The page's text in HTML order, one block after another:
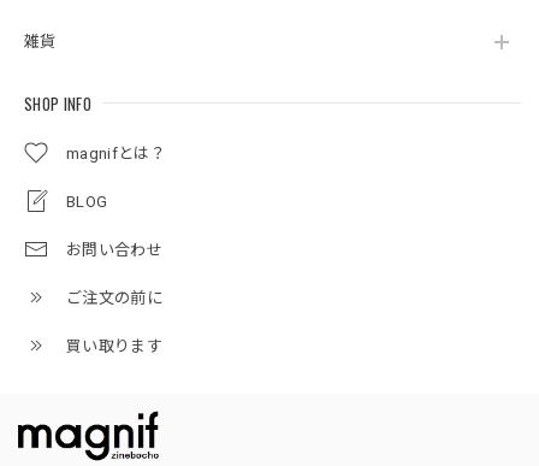
雑貨
SHOP INFO
magnifとは？
BLOG
お問い合わせ
ご注文の前に
買い取ります